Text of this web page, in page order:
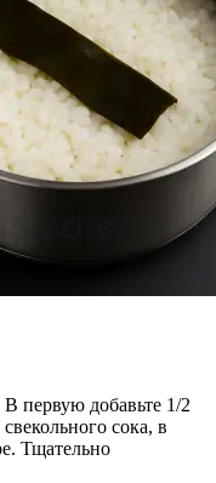
В первую добавьте 1/2
сока, в
Тщательно